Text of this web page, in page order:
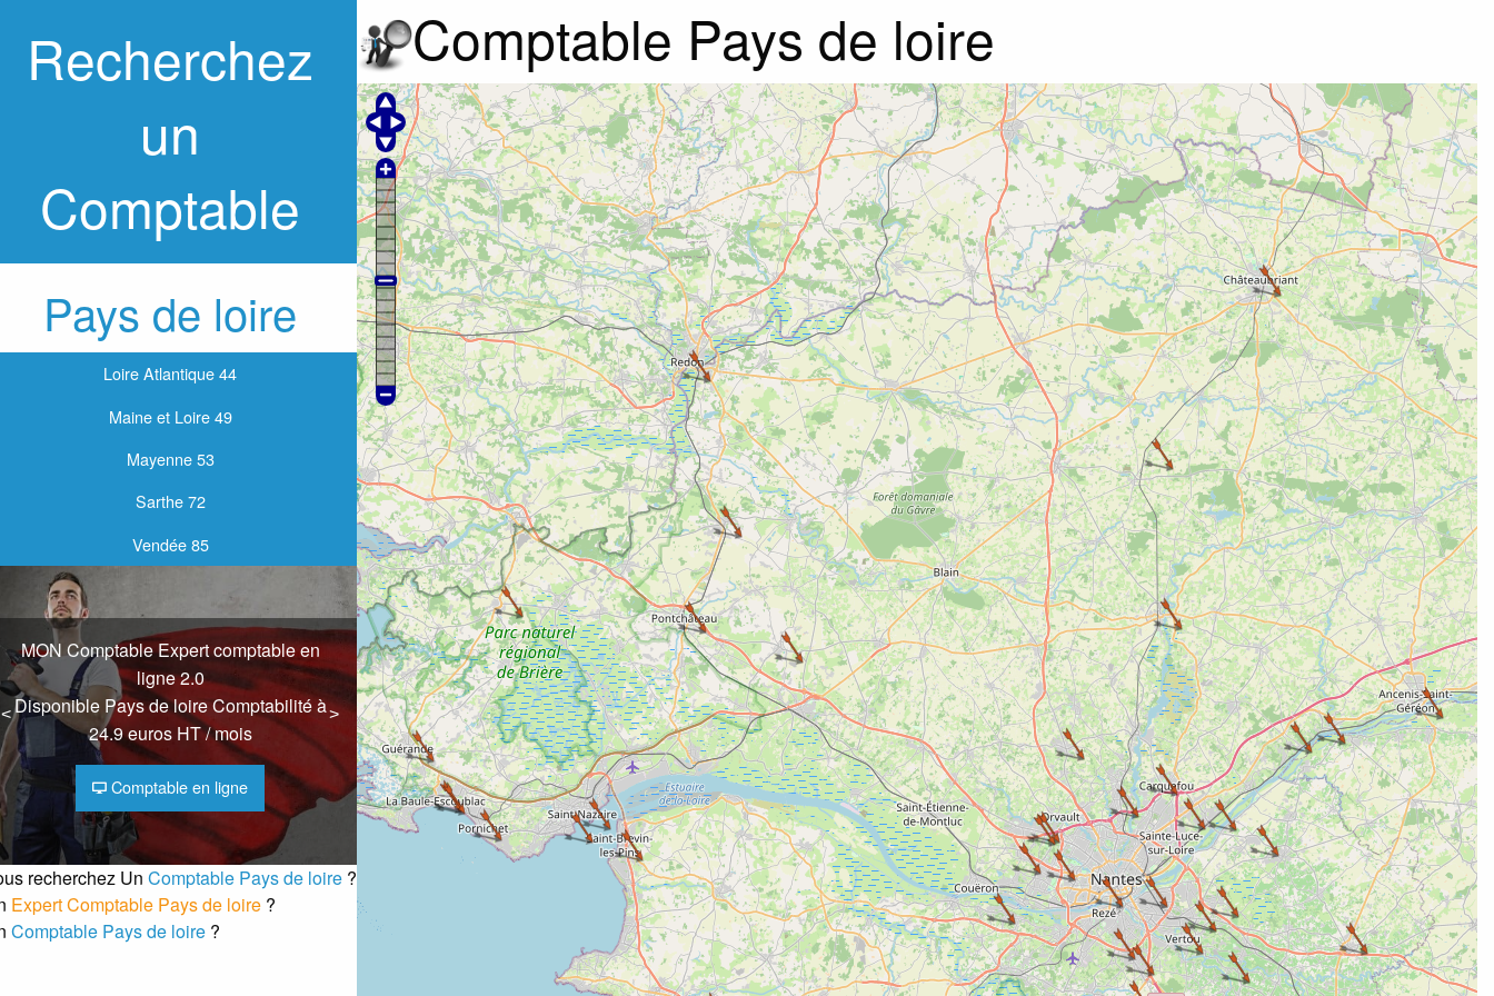
Recherchez
un
Comptable
Pays de loire
Loire Atlantique 44
Maine et Loire 49
Mayenne 53
Sarthe 72
Vendée 85
<
< >
>
MON Comptable Expert comptable en
ligne 2.0
Disponible Pays de loire Comptabilité à
24.9 euros HT / mois
Comptable en ligne
recherchez Un Comptable Pays de loire ?
Expert Comptable Pays de loire ?
Comptable Pays de loire ?
Comptable Pays de loire